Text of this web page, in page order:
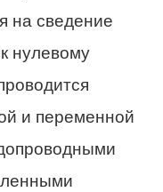
на сведение
нулевому
и переменной